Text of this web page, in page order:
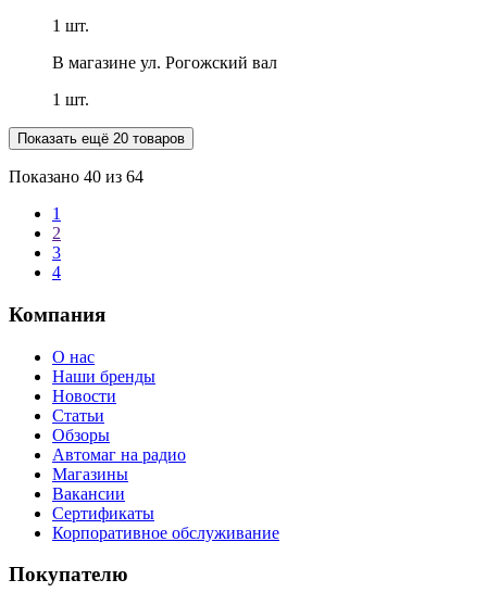
1 шт.
В магазине ул. Рогожский вал
1 шт.
Показать ещё 20 товаров
Показано 40 из 64
1
2
3
4
Компания
О нас
Наши бренды
Новости
Статьи
Обзоры
Автомаг на радио
Магазины
Вакансии
Сертификаты
Корпоративное обслуживание
Покупателю